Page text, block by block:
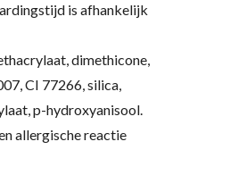
is afhankelijk
dimethicone,
CI 77266, silica,
p-hydroxyanisool.
allergische reactie